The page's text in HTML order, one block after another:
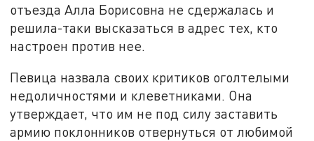
отъезда Алла Борисовна не сдержалась и
решила-таки высказаться в адрес тех, кто
настроен против нее.
Певица назвала своих критиков оголтелыми
недоличностями и клеветниками. Она
утверждает, что им не под силу заставить
армию поклонников отвернуться от любимой